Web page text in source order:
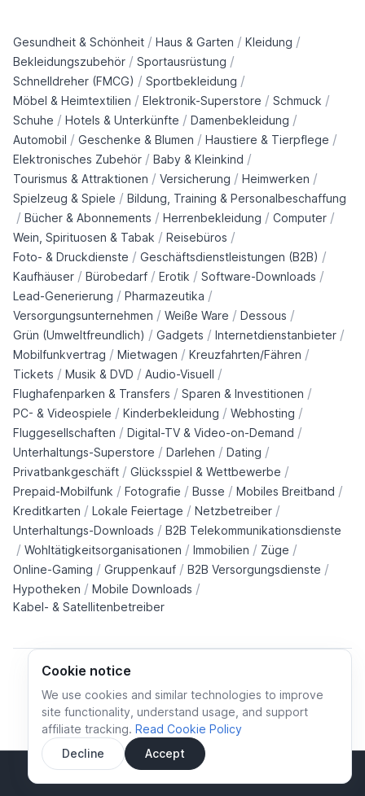
Cookie notice
We use cookies and similar technologies to improve
site functionality, understand usage, and support
affiliate tracking. Read Cookie Policy
Decline
Accept
Sidebar
Gesundheit & Schönheit / Haus & Garten / Kleidung /
Bekleidungszubehör / Sportausrüstung /
Schnelldreher (FMCG) / Sportbekleidung /
Möbel & Heimtextilien / Elektronik-Superstore / Schmuck /
Schuhe / Hotels & Unterkünfte / Damenbekleidung /
Automobil / Geschenke & Blumen / Haustiere & Tierpflege /
Elektronisches Zubehör / Baby & Kleinkind /
Tourismus & Attraktionen / Versicherung / Heimwerken /
Spielzeug & Spiele / Bildung, Training & Personalbeschaffung
/ Bücher & Abonnements / Herrenbekleidung / Computer /
Wein, Spirituosen & Tabak / Reisebüros /
Foto- & Druckdienste / Geschäftsdienstleistungen (B2B) /
Kaufhäuser / Bürobedarf / Erotik / Software-Downloads /
Lead-Generierung / Pharmazeutika /
Versorgungsunternehmen / Weiße Ware / Dessous /
Grün (Umweltfreundlich) / Gadgets / Internetdienstanbieter /
Mobilfunkvertrag / Mietwagen / Kreuzfahrten/Fähren /
Tickets / Musik & DVD / Audio-Visuell /
Flughafenparken & Transfers / Sparen & Investitionen /
PC- & Videospiele / Kinderbekleidung / Webhosting /
Fluggesellschaften / Digital-TV & Video-on-Demand /
Unterhaltungs-Superstore / Darlehen / Dating /
Privatbankgeschäft / Glücksspiel & Wettbewerbe /
Prepaid-Mobilfunk / Fotografie / Busse / Mobiles Breitband /
Kreditkarten / Lokale Feiertage / Netzbetreiber /
Unterhaltungs-Downloads / B2B Telekommunikationsdienste
/ Wohltätigkeitsorganisationen / Immobilien / Züge /
Online-Gaming / Gruppenkauf / B2B Versorgungsdienste /
Hypotheken / Mobile Downloads /
Kabel- & Satellitenbetreiber
Cookie policy Cookies preferences
Privacy policy
Terms and conditions
© All rights reserved.